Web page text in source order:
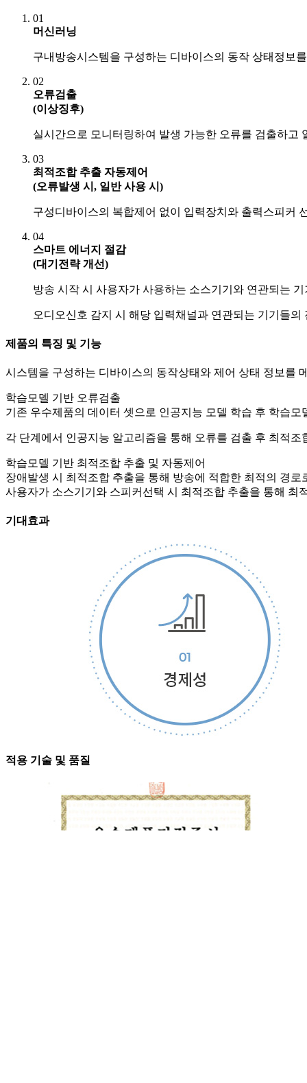
01
머신러닝
구내방송시스템을 구성하는 디바이스의 동작 상태정보
02
오류검출
(이상징후)
실시간으로 모니터링하여 발생 가능한 오류를 검출하고
03
최적조합 추출 자동제어
(오류발생 시, 일반 사용 시)
구성디바이스의 복합제어 없이 입력장치와 출력스피커
04
스마트 에너지 절감
(대기전략 개선)
방송 시작 시 사용자가 사용하는 소스기기와 연관되는
오디오신호 감지 시 해당 입력채널과 연관되는 기기들의
제품의 특징 및 기능
시스템을 구성하는 디바이스의 동작상태와 제어 상태 정보를
학습모델 기반 오류검출
기존 우수제품의 데이터 셋으로 인공지능 모델 학습 후 학습
각 단계에서 인공지능 알고리즘을 통해 오류를 검출 후 최적
학습모델 기반 최적조합 추출 및 자동제어
장애발생 시 최적조합 추출을 통해 방송에 적합한 최적의 경로
사용자가 소스기기와 스피커선택 시 최적조합 추출을 통해 최
기대효과
적용 기술 및 품질